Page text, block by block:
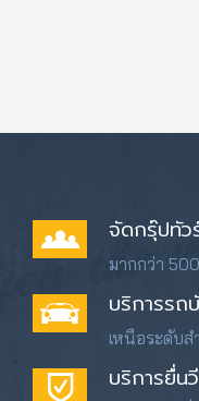
จัดกรุ๊ปทัว
มากกว่า
บริการรถ
เหนือระดับ
บริการยื่น